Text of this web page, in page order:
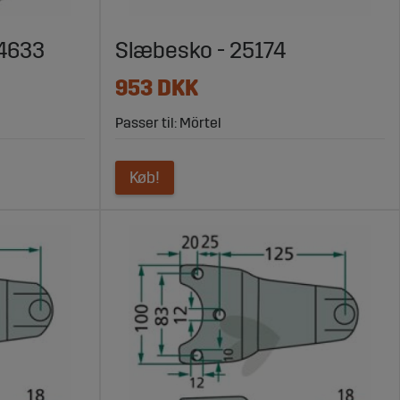
Slæbesko - 25174
953 DKK
Passer til: Mörtel
Køb!